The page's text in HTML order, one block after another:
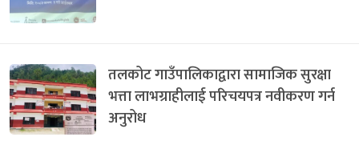
तलकोट गाउँपालिकाद्वारा सामाजिक सुरक्षा
भत्ता लाभग्राहीलाई परिचयपत्र नवीकरण गर्न
अनुरोध